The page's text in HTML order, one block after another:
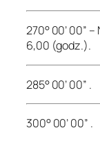
270° 00’ 00”
6,00 (godz.).
285° 00’ 00” .
300° 00’ 00” .